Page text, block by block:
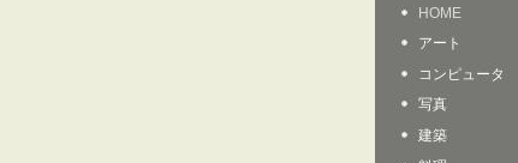
HOME
アート
コンピュータ
写真
建築